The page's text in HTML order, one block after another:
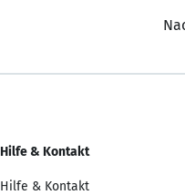
Hilfe & Kontakt
Hilfe & Kontakt